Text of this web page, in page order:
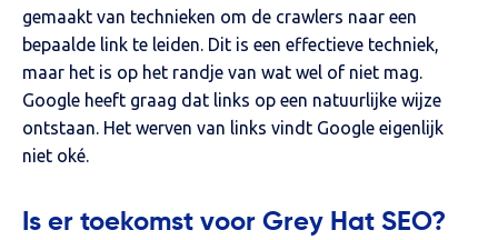
gemaakt van technieken om de crawlers naar een
bepaalde link te leiden. Dit is een effectieve techniek,
maar het is op het randje van wat wel of niet mag.
Google heeft graag dat links op een natuurlijke wijze
ontstaan. Het werven van links vindt Google eigenlijk
niet oké.
Is er toekomst voor Grey Hat SEO?